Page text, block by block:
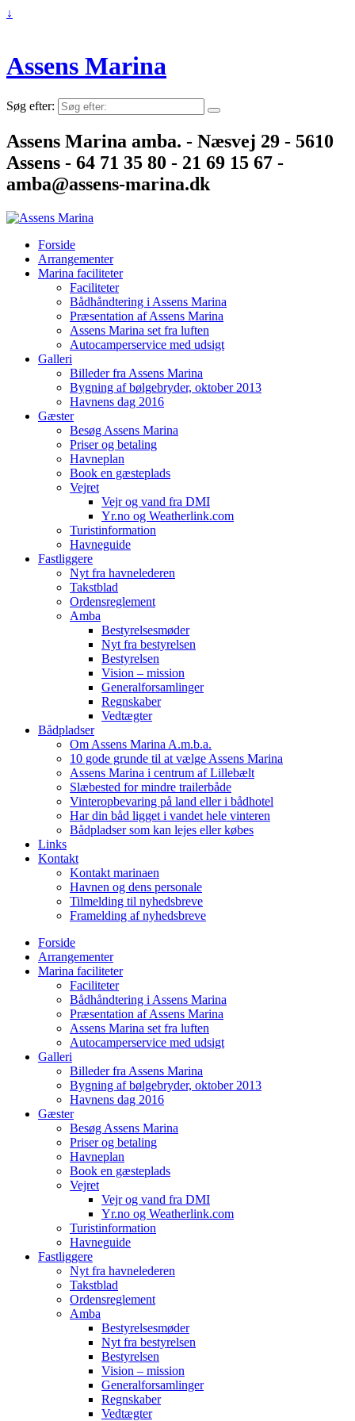
↓
Assens Marina
Søg efter:
Assens Marina amba. - Næsvej 29 - 5610
Assens - 64 71 35 80 - 21 69 15 67 -
amba@assens-marina.dk
Forside
Arrangementer
Marina faciliteter
Faciliteter
Bådhåndtering i Assens Marina
Præsentation af Assens Marina
Assens Marina set fra luften
Autocamperservice med udsigt
Galleri
Billeder fra Assens Marina
Bygning af bølgebryder, oktober 2013
Havnens dag 2016
Gæster
Besøg Assens Marina
Priser og betaling
Havneplan
Book en gæsteplads
Vejret
Vejr og vand fra DMI
Yr.no og Weatherlink.com
Turistinformation
Havneguide
Fastliggere
Nyt fra havnelederen
Takstblad
Ordensreglement
Amba
Bestyrelsesmøder
Nyt fra bestyrelsen
Bestyrelsen
Vision – mission
Generalforsamlinger
Regnskaber
Vedtægter
Bådpladser
Om Assens Marina A.m.b.a.
10 gode grunde til at vælge Assens Marina
Assens Marina i centrum af Lillebælt
Slæbested for mindre trailerbåde
Vinteropbevaring på land eller i bådhotel
Har din båd ligget i vandet hele vinteren
Bådpladser som kan lejes eller købes
Links
Kontakt
Kontakt marinaen
Havnen og dens personale
Tilmelding til nyhedsbreve
Framelding af nyhedsbreve
Forside
Arrangementer
Marina faciliteter
Faciliteter
Bådhåndtering i Assens Marina
Præsentation af Assens Marina
Assens Marina set fra luften
Autocamperservice med udsigt
Galleri
Billeder fra Assens Marina
Bygning af bølgebryder, oktober 2013
Havnens dag 2016
Gæster
Besøg Assens Marina
Priser og betaling
Havneplan
Book en gæsteplads
Vejret
Vejr og vand fra DMI
Yr.no og Weatherlink.com
Turistinformation
Havneguide
Fastliggere
Nyt fra havnelederen
Takstblad
Ordensreglement
Amba
Bestyrelsesmøder
Nyt fra bestyrelsen
Bestyrelsen
Vision – mission
Generalforsamlinger
Regnskaber
Vedtægter